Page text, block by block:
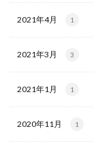
2021年4月 1
2021年3月 3
2021年1月 1
2020年11月 1